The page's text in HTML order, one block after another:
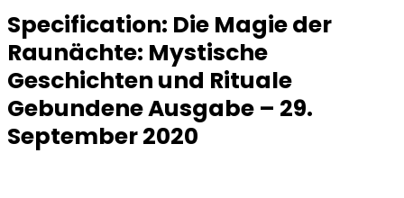
Specification: Die Magie der
Raunächte: Mystische
Geschichten und Rituale
Gebundene Ausgabe – 29.
September 2020